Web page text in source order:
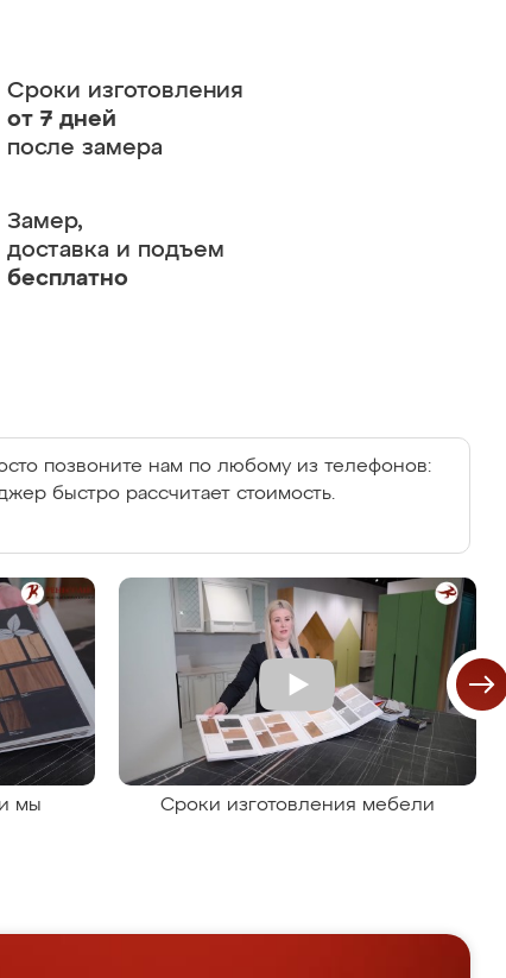
Сроки изготовления
от 7 дней
после замера
Замер,
доставка и подъем
бесплатно
позвоните нам по любому из телефонов:
быстро рассчитает стоимость.
мы
Сроки изготовления мебели